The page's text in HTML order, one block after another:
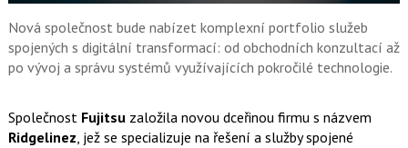
k
u
Nová společnost bude nabízet komplexní portfolio služeb
spojených s digitální transformací: od obchodních konzultací až
po vývoj a správu systémů využívajících pokročilé technologie.
Společnost Fujitsu založila novou dceřinou firmu s názvem
Ridgelinez, jež se specializuje na řešení a služby spojené